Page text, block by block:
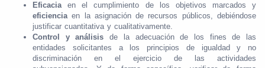
Eficaciaen el cumplimiento de los objetivos marcados y
eficienciaen la asignación de recursos públicos, debiéndose
justificar cuantitativa y cualitativamente.
Control y análisisde la adecuación de los fines de las
entidades solicitantes a los principios de igualdad y no
discriminación en el ejercicio de las actividades